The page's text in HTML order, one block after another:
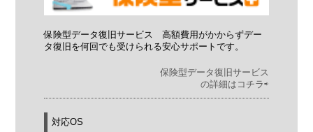
保険型データ復旧サービス 高額費用がかからずデー
タ復旧を何回でも受けられる安心サポートです。
保険型データ復旧サービス
の詳細はコチラ⇨
対応OS